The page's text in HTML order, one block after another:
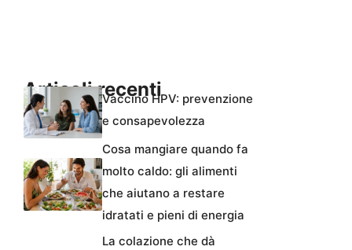
Articoli recentiVaccino HPV: prevenzione
e consapevolezza
Cosa mangiare quando fa
molto caldo: gli alimenti
che aiutano a restare
idratati e pieni di energia
La colazione che dà